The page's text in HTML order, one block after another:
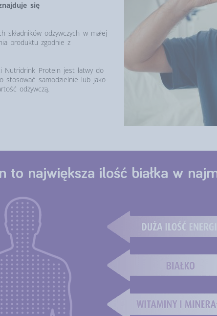
się
składników odżywczych w małej
produktu zgodnie z
Nutridrink Protein jest łatwy do
stosować samodzielnie lub jako
odżywczą.
to największa ilość białka w